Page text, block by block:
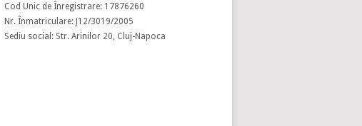
Cod Unic de Înregistrare: 17876260
Nr. Înmatriculare: J12/3019/2005
Sediu social: Str. Arinilor 20, Cluj-Napoca